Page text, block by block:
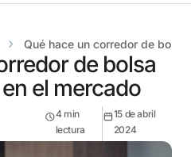
› Qué hace un corredor de
de bolsa
el mercado
4 min
lectura
15 de abril
2024